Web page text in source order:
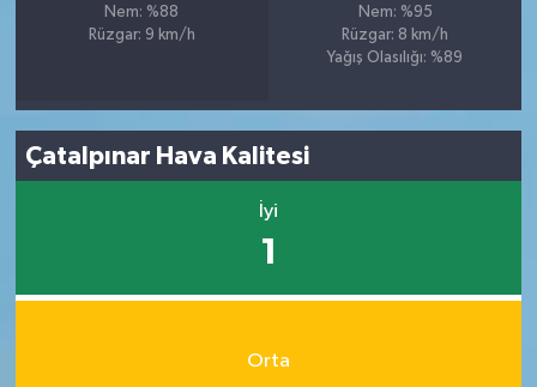
Nem: %88
Rüzgar: 9 km/h
Nem: %95
Rüzgar: 8 km/h
Yağış Olasılığı: %89
Çatalpınar Hava Kalitesi
İyi
1
Orta